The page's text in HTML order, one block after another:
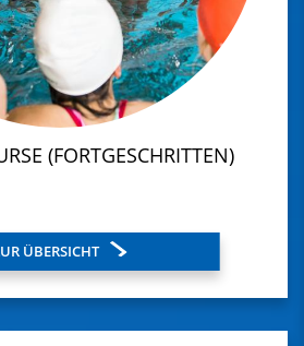
(FORTGESCHRITTEN)
ÜBERSICHT